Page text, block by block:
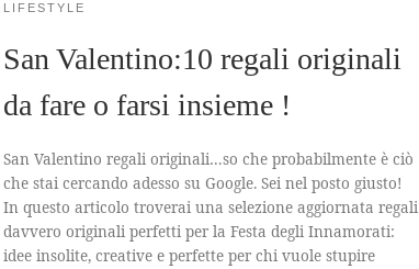
LIFESTYLE
San Valentino:10 regali originali
da fare o farsi insieme !
San Valentino regali originali…so che probabilmente è ciò
che stai cercando adesso su Google. Sei nel posto giusto!
In questo articolo troverai una selezione aggiornata regali
davvero originali perfetti per la Festa degli Innamorati:
idee insolite, creative e perfette per chi vuole stupire